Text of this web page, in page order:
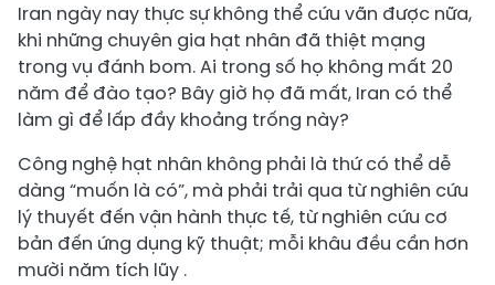
Iran ngày nay thực sự không thể cứu vãn được nữa,
khi những chuyên gia hạt nhân đã thiệt mạng
trong vụ đánh bom. Ai trong số họ không mất 20
năm để đào tạo? Bây giờ họ đã mất, Iran có thể
làm gì để lấp đầy khoảng trống này?
Công nghệ hạt nhân không phải là thứ có thể dễ
dàng “muốn là có”, mà phải trải qua từ nghiên cứu
lý thuyết đến vận hành thực tế, từ nghiên cứu cơ
bản đến ứng dụng kỹ thuật; mỗi khâu đều cần hơn
mười năm tích lũy .